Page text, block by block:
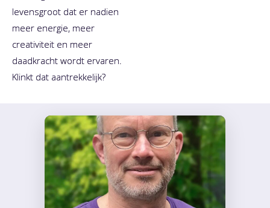
levensgroot dat er nadien
meer energie, meer
creativiteit en meer
daadkracht wordt ervaren.
Klinkt dat aantrekkelijk?